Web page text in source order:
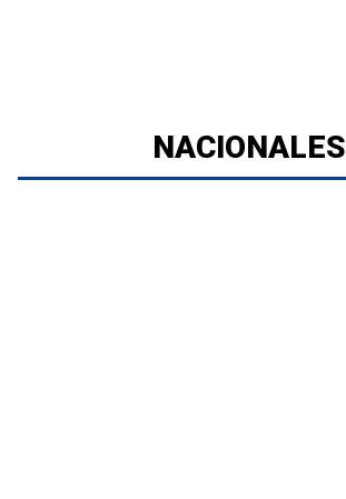
NACIONALES